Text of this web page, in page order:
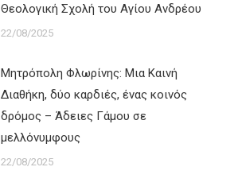
Θεολογική Σχολή του Αγίου Ανδρέου
22/08/2025
Μητρόπολη Φλωρίνης: Μια Καινή
Διαθήκη, δύο καρδιές, ένας κοινός
δρόμος – Άδειες Γάμου σε
μελλόνυμφους
22/08/2025